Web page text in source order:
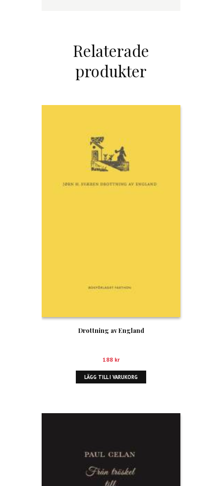
Relaterade
produkter
Drottning av England
188 kr
LÄGG TILL I VARUKORG